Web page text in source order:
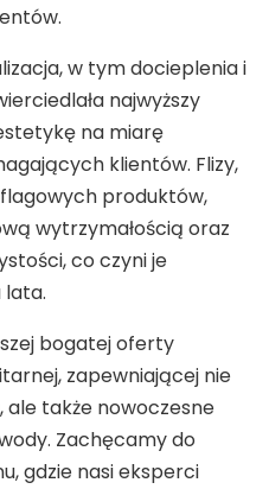
w tym docieplenia i
najwyższy
na miarę
klientów. Flizy,
produktów,
wytrzymałością oraz
co czyni je
bogatej oferty
zapewniającej nie
także nowoczesne
Zachęcamy do
gdzie nasi eksperci